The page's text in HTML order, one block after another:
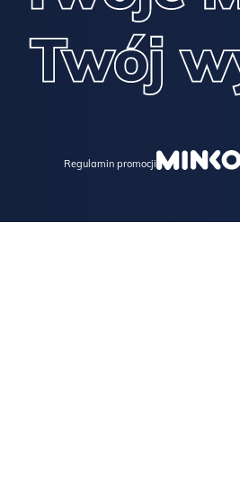
Regulamin promocji